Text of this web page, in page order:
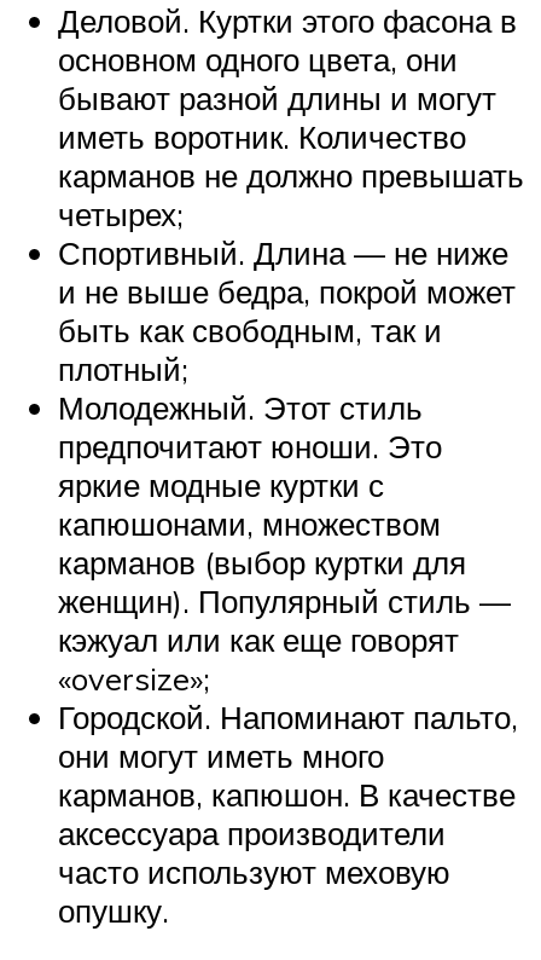
Деловой. Куртки этого фасона в
основном одного цвета, они
бывают разной длины и могут
иметь воротник. Количество
карманов не должно превышать
четырех;
Спортивный. Длина — не ниже
и не выше бедра, покрой может
быть как свободным, так и
плотный;
Молодежный. Этот стиль
предпочитают юноши. Это
яркие модные куртки с
капюшонами, множеством
карманов (выбор куртки для
женщин). Популярный стиль —
кэжуал или как еще говорят
«oversize»;
Городской. Напоминают пальто,
они могут иметь много
карманов, капюшон. В качестве
аксессуара производители
часто используют меховую
опушку.